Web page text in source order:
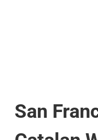
San